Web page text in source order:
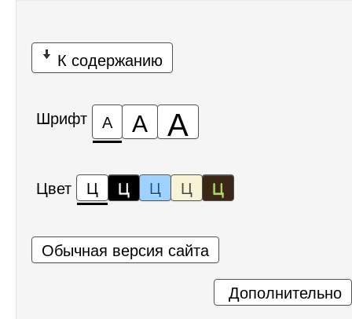
К содержанию
Шрифт А А А
Цвет Ц Ц Ц Ц Ц
Обычная версия сайта
Дополнительно